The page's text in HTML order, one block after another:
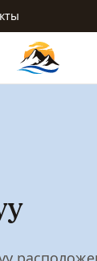
Trip to